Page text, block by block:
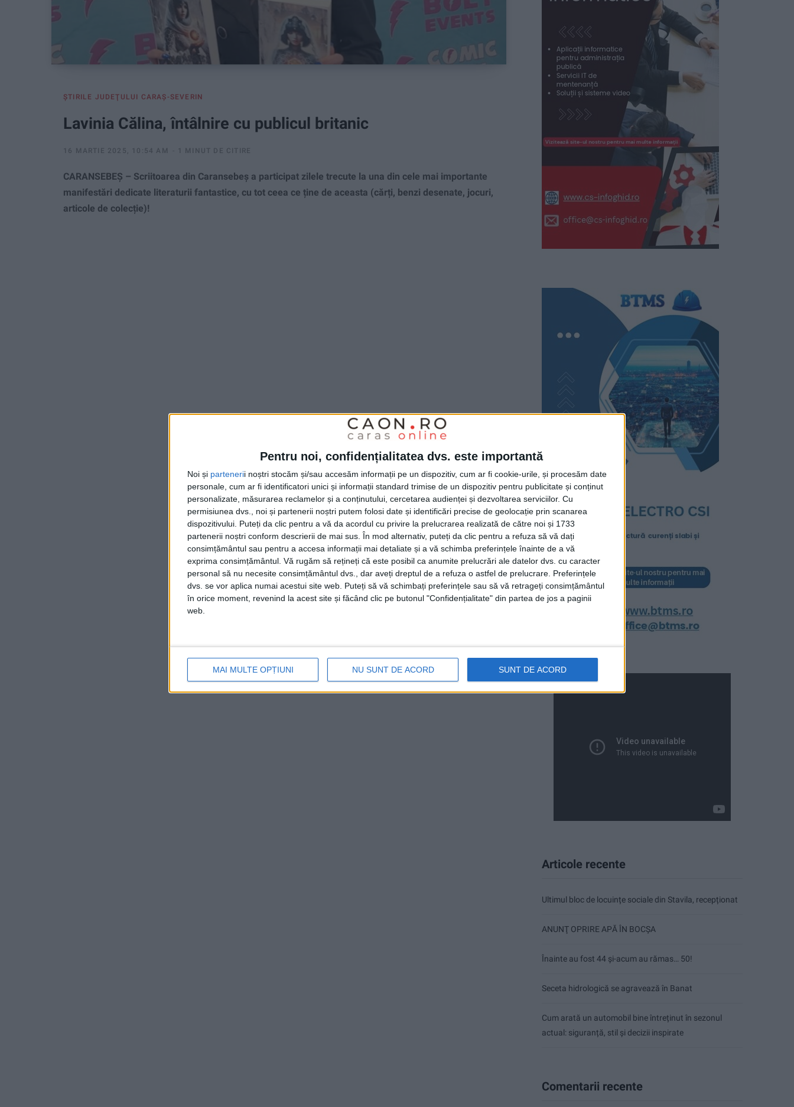
Pentru noi, confidențialitatea dvs. este importantă
Noi și partenerii noștri stocăm și/sau accesăm informații pe un dispozitiv, cum ar fi cookie-urile, și procesăm date
personale, cum ar fi identificatori unici și informații standard trimise de un dispozitiv pentru publicitate și conținut
personalizate, măsurarea reclamelor și a conținutului, cercetarea audienței și dezvoltarea serviciilor. Cu
permisiunea dvs., noi și partenerii noștri putem folosi date și identificări precise de geolocație prin scanarea
dispozitivului. Puteți da clic pentru a vă da acordul cu privire la prelucrarea realizată de către noi și 1733
partenerii noștri conform descrierii de mai sus. În mod alternativ, puteți da clic pentru a refuza să vă dați
consimțământul sau pentru a accesa informații mai detaliate și a vă schimba preferințele înainte de a vă
exprima consimțământul. Vă rugăm să rețineți că este posibil ca anumite prelucrări ale datelor dvs. cu caracter
personal să nu necesite consimțământul dvs., dar aveți dreptul de a refuza o astfel de prelucrare. Preferințele
dvs. se vor aplica numai acestui site web. Puteți să vă schimbați preferințele sau să vă retrageți consimțământul
în orice moment, revenind la acest site și făcând clic pe butonul "Confidențialitate" din partea de jos a paginii
web.
MAI MULTE OPȚIUNI NU SUNT DE ACORD SUNT DE ACORD
ŞTIRILE JUDEŢULUI CARAŞ-SEVERIN
Lavinia Călina, întâlnire cu publicul britanic
16 MARTIE 2025, 10:54 AM 1 MINUT DE CITIRE
CARANSEBEȘ – Scriitoarea din Caransebeș a participat zilele trecute la una din cele mai importante
manifestări dedicate literaturii fantastice, cu tot ceea ce ține de aceasta (cărți, benzi desenate, jocuri,
articole de colecție)!
Articole recente
Ultimul bloc de locuințe sociale din Stavila, recepționat
ANUNŢ OPRIRE APĂ ÎN BOCȘA
Înainte au fost 44 și-acum au rămas… 50!
Seceta hidrologică se agravează în Banat
Cum arată un automobil bine întreținut în sezonul
actual: siguranță, stil și decizii inspirate
Comentarii recente